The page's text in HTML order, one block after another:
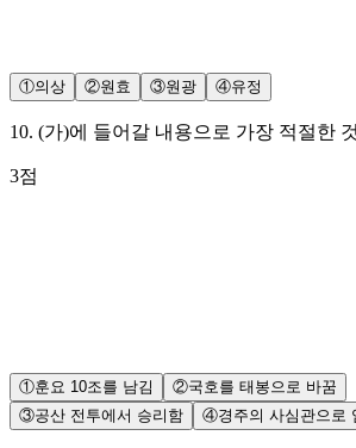
①의상 ②원효 ③원광 ④유정
10. (가)에 들어갈 내용으로 가장 적절한
3점
①훈요 10조를 남김 ②국호를 태봉으로 바꿈
③공산 전투에서 승리함 ④경주의 사심관으로